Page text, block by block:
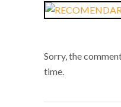
Sorry, the
time.